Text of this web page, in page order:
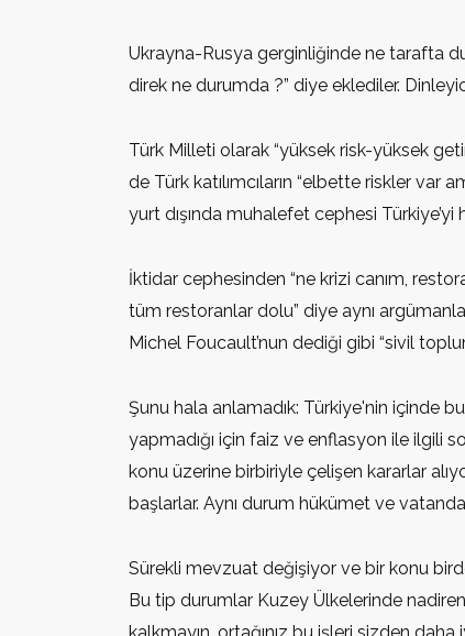
Ukrayna-Rusya gerginliğinde ne tarafta
direk ne durumda ?” diye eklediler.
Türk Milleti olarak “yüksek risk-yüksek
de Türk katılımcıların “elbette riskler
yurt dışında muhalefet cephesi
İktidar cephesinden “ne krizi canım,
tüm restoranlar dolu” diye aynı
Michel Foucault’nun dediği gibi “sivil
Şunu hala anlamadık: Türkiye'nin içinde
yapmadığı için faiz ve enflasyon ile ilgili
konu üzerine birbiriyle çelişen kararlar
başlarlar. Aynı durum hükümet ve
Sürekli mevzuat değişiyor ve bir konu
Bu tip durumlar Kuzey Ülkelerinde